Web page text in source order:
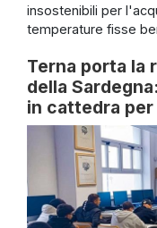
insostenibili per
temperature fisse
Terna porta la
della
in cattedra